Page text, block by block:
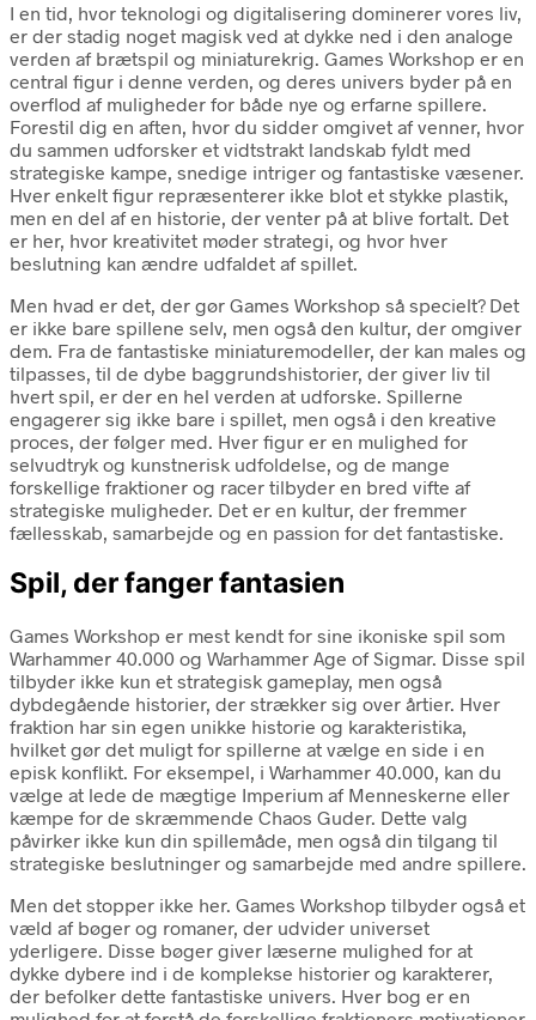
I en tid, hvor teknologi og digitalisering dominerer vores liv,
er der stadig noget magisk ved at dykke ned i den analoge
verden af brætspil og miniaturekrig. Games Workshop er en
central figur i denne verden, og deres univers byder på en
overflod af muligheder for både nye og erfarne spillere.
Forestil dig en aften, hvor du sidder omgivet af venner, hvor
du sammen udforsker et vidtstrakt landskab fyldt med
strategiske kampe, snedige intriger og fantastiske væsener.
Hver enkelt figur repræsenterer ikke blot et stykke plastik,
men en del af en historie, der venter på at blive fortalt. Det
er her, hvor kreativitet møder strategi, og hvor hver
beslutning kan ændre udfaldet af spillet.
Men hvad er det, der gør Games Workshop så specielt? Det
er ikke bare spillene selv, men også den kultur, der omgiver
dem. Fra de fantastiske miniaturemodeller, der kan males og
tilpasses, til de dybe baggrundshistorier, der giver liv til
hvert spil, er der en hel verden at udforske. Spillerne
engagerer sig ikke bare i spillet, men også i den kreative
proces, der følger med. Hver figur er en mulighed for
selvudtryk og kunstnerisk udfoldelse, og de mange
forskellige fraktioner og racer tilbyder en bred vifte af
strategiske muligheder. Det er en kultur, der fremmer
fællesskab, samarbejde og en passion for det fantastiske.
Spil, der fanger fantasien
Games Workshop er mest kendt for sine ikoniske spil som
Warhammer 40.000 og Warhammer Age of Sigmar. Disse spil
tilbyder ikke kun et strategisk gameplay, men også
dybdegående historier, der strækker sig over årtier. Hver
fraktion har sin egen unikke historie og karakteristika,
hvilket gør det muligt for spillerne at vælge en side i en
episk konflikt. For eksempel, i Warhammer 40.000, kan du
vælge at lede de mægtige Imperium af Menneskerne eller
kæmpe for de skræmmende Chaos Guder. Dette valg
påvirker ikke kun din spillemåde, men også din tilgang til
strategiske beslutninger og samarbejde med andre spillere.
Men det stopper ikke her. Games Workshop tilbyder også et
væld af bøger og romaner, der udvider universet
yderligere. Disse bøger giver læserne mulighed for at
dykke dybere ind i de komplekse historier og karakterer,
der befolker dette fantastiske univers. Hver bog er en